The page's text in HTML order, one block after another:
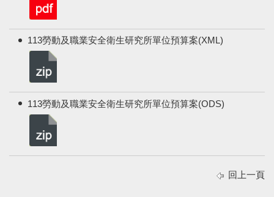
113勞動及職業安全衛生研究所單位預算案(XML)
113勞動及職業安全衛生研究所單位預算案(ODS)
回上一頁